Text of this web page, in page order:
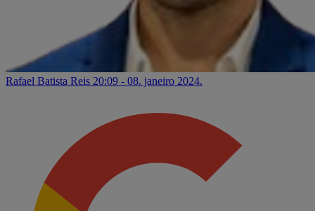
Rafael Batista Reis 20:09 - 08. janeiro 2024.